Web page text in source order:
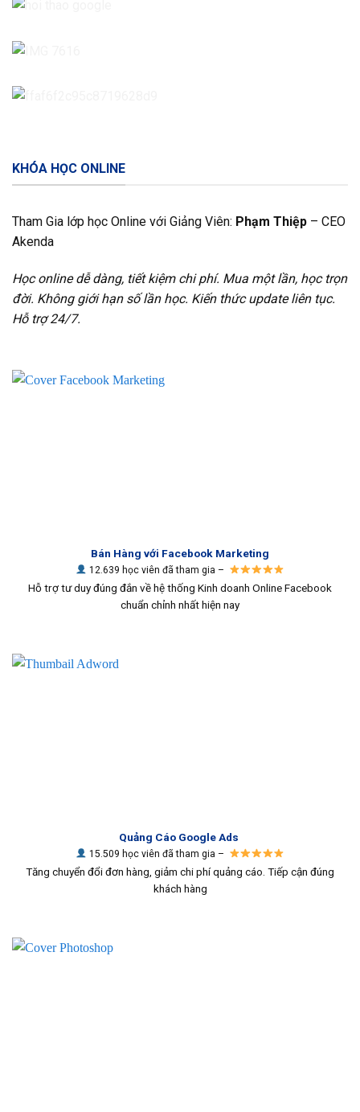
KHÓA HỌC ONLINE
Tham Gia lớp học Online với Giảng Viên: Phạm Thiệp – CEO
Akenda
Học online dễ dàng, tiết kiệm chi phí. Mua một lần, học trọn
đời. Không giới hạn số lần học. Kiến thức update liên tục.
Hỗ trợ 24/7.
Bán Hàng với Facebook Marketing
12.639 học viên đã tham gia –
Hỗ trợ tư duy đúng đắn về hệ thống Kinh doanh Online Facebook
chuẩn chỉnh nhất hiện nay
Quảng Cáo Google Ads
15.509 học viên đã tham gia –
Tăng chuyển đổi đơn hàng, giảm chi phí quảng cáo. Tiếp cận đúng
khách hàng